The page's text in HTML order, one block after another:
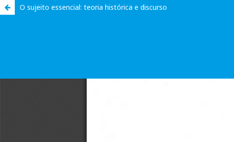
O sujeito essencial: teoria histórica e discurso